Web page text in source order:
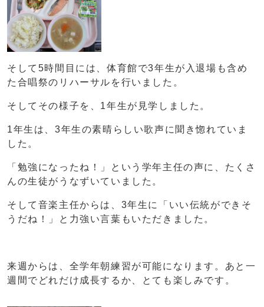
そして5時間目には、体育館で3年生が入退場も含め
た合唱祭のリハーサルを行いました。
そしてその様子を、1年生が見学しました。
1年生は、3年生の素晴らしい歌声に聞き惚れていま
した。
「勉強になったね！」という学年主任の声に、たくさ
んの生徒がうなずいていました。
そして音楽主任からは、3年生に「いい伝統ができそ
うだね！」と力強い言葉もいただきました。
来週からは、全学年朝練習が可能になります。あと一
週間でどれだけ成長するか、とても楽しみです。